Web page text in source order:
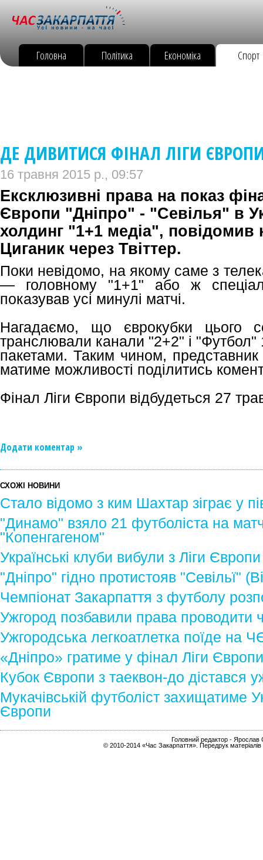
Головна Політика Економіка Спорт
ДЕ ДИВИТИСЯ ФІНАЛ ЛІГИ
16 травня 2015 р., 09:57
Ексклюзивні права на показ
Європи "Дніпро" - "Севілья" в
холдинг "1+1 медіа", повідомив
Циганик через Твіттер.
Поки невідомо, на якому саме з
— головному "1+1" або ж
показував усі минулі матчі.
Нагадаємо, що єврокубки цього
транслювали канали "2+2" і
пакетами. Таким чином, представник
матиме можливості поділитись
Фінал Ліги Європи відбудеться 27
Додати коментар »
СХОЖІ НОВИНИ
Стало відомо з ким Шахтар зіграє у
"Динамо" взяло 21 футболіста на
"Копенгагеном"
Українські клуби вибули з Ліги Європи
"Дніпро" гідно протистояв "Севільї"
Чемпіонат Закарпаття з футболу
Ужгород позбавили права проводити
Ужгородська легкоатлетка поїде на
«Дніпро» гратиме у фінал Ліги
Кубок Європи з таеквон-до дістався
Мукачівській футболіст захищатиме
Європи
Головний редактор - Ярослав
© 2010-2014 «Час Закарпаття». Передрук